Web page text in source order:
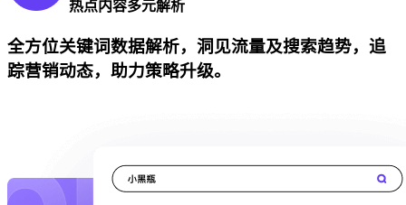
热点内容多元解析
全方位关键词数据解析，洞见流量及搜索趋势，追
踪营销动态，助力策略升级。